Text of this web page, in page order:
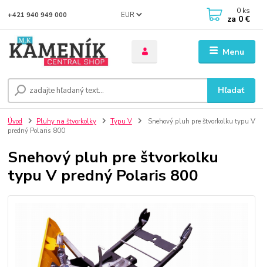
Menu
EUR
Hľadať
+421 940 949 000 0 ks
za 0 €
Úvod Pluhy na štvorkolky Typu V
Snehový pluh pre štvorkolku typu V
predný Polaris 800
Snehový pluh pre štvorkolku
typu V predný Polaris 800